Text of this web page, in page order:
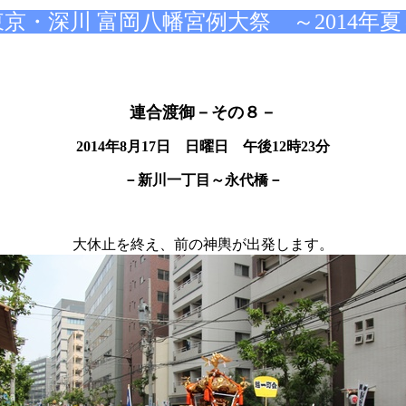
・深川 富岡八幡宮例大祭 ～2014年
連合渡御－その８－
2014年8月17日 日曜日 午後12時23分
－新川一丁目～永代橋－
大休止を終え、前の神輿が出発します。